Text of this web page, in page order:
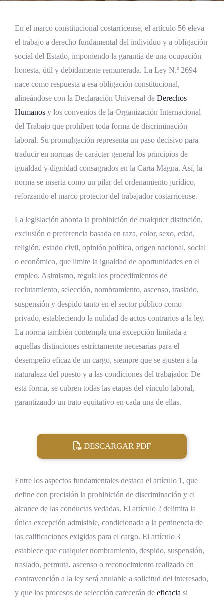
En el marco constitucional costarricense, el artículo 56 eleva
el trabajo a derecho fundamental del individuo y a obligación
social del Estado, imponiendo la garantía de una ocupación
honesta, útil y debidamente remunerada. La Ley N.º 2694
nace como respuesta a esa obligación constitucional,
alineándose con la Declaración Universal de Derechos
Humanos y los convenios de la Organización Internacional
del Trabajo que prohíben toda forma de discriminación
laboral. Su promulgación representa un paso decisivo para
traducir en normas de carácter general los principios de
igualdad y dignidad consagrados en la Carta Magna. Así, la
norma se inserta como un pilar del ordenamiento jurídico,
reforzando el marco protector del trabajador costarricense.
La legislación aborda la prohibición de cualquier distinción,
exclusión o preferencia basada en raza, color, sexo, edad,
religión, estado civil, opinión política, origen nacional, social
o económico, que limite la igualdad de oportunidades en el
empleo. Asimismo, regula los procedimientos de
reclutamiento, selección, nombramiento, ascenso, traslado,
suspensión y despido tanto en el sector público como
privado, estableciendo la nulidad de actos contrarios a la ley.
La norma también contempla una excepción limitada a
aquellas distinciones estrictamente necesarias para el
desempeño eficaz de un cargo, siempre que se ajusten a la
naturaleza del puesto y a las condiciones del trabajador. De
esta forma, se cubren todas las etapas del vínculo laboral,
garantizando un trato equitativo en cada una de ellas.
DESCARGAR PDF
Entre los aspectos fundamentales destaca el artículo 1, que
define con precisión la prohibición de discriminación y el
alcance de las conductas vedadas. El artículo 2 delimita la
única excepción admisible, condicionada a la pertinencia de
las calificaciones exigidas para el cargo. El artículo 3
establece que cualquier nombramiento, despido, suspensión,
traslado, permuta, ascenso o reconocimiento realizado en
contravención a la ley será anulable a solicitud del interesado,
y que los procesos de selección carecerán de eficacia si